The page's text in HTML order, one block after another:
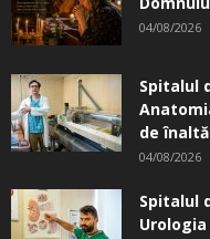
04/08/2026
Spitalul
de
04/08/2026
Spitalul